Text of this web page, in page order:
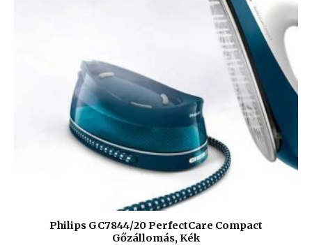
Philips GC7844/20 PerfectCare Compact
Gőzállomás, Kék